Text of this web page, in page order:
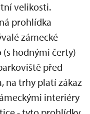
velikosti.
prohlídka
zámecké
hodnými čerty)
před
na trhy platí zákaz
interiéry